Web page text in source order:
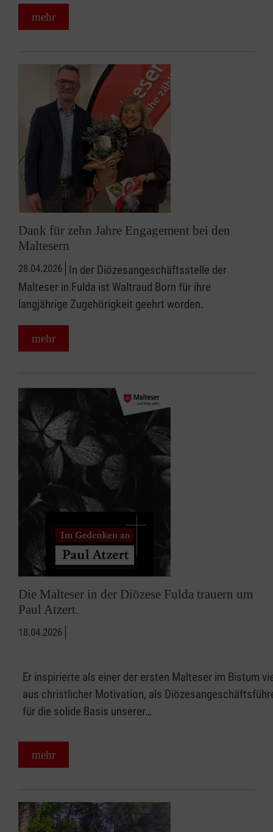
mehr
Dank für zehn Jahre Engagement bei den
Maltesern
28.04.2026 In der Diözesangeschäftsstelle der
Malteser in Fulda ist Waltraud Born für ihre
langjährige Zugehörigkeit geehrt worden.
mehr
Die Malteser in der Diözese Fulda trauern um
Paul Atzert.
18.04.2026
Er inspirierte als einer der ersten Malteser im Bistum
aus christlicher Motivation, als
für die solide Basis unserer…
mehr